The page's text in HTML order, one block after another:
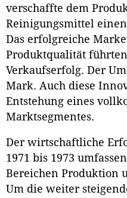
verschaffte dem
Reinigungsmittel
Das erfolgreiche
Produktqualität
Verkaufserfolg. Der
Mark. Auch diese
Entstehung eines
Marktsegmentes.
Der wirtschaftliche
1971 bis 1973
Bereichen Produktion
Um die weiter